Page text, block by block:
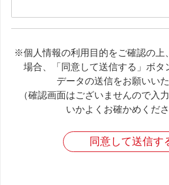
※個人情報の利用目的をご確認の上
場合、「同意して送信する」ボタ
データの送信をお願いいた
（確認画面はございませんので入
いかよくお確かめくださ
同意して送信す